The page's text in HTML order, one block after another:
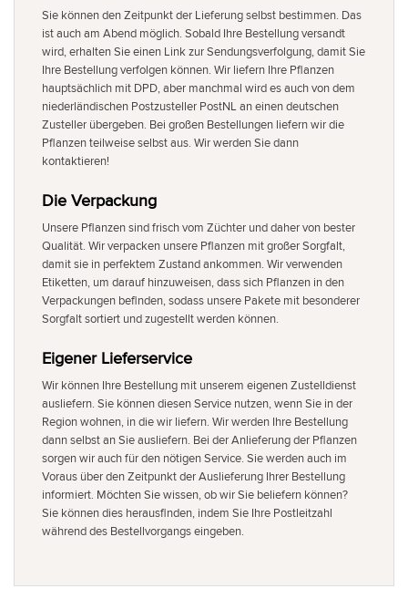
Sie können den Zeitpunkt der Lieferung selbst bestimmen. Das
ist auch am Abend möglich. Sobald Ihre Bestellung versandt
wird, erhalten Sie einen Link zur Sendungsverfolgung, damit Sie
Ihre Bestellung verfolgen können. Wir liefern Ihre Pflanzen
hauptsächlich mit DPD, aber manchmal wird es auch von dem
niederländischen Postzusteller PostNL an einen deutschen
Zusteller übergeben. Bei großen Bestellungen liefern wir die
Pflanzen teilweise selbst aus. Wir werden Sie dann
kontaktieren!
Die Verpackung
Unsere Pflanzen sind frisch vom Züchter und daher von bester
Qualität. Wir verpacken unsere Pflanzen mit großer Sorgfalt,
damit sie in perfektem Zustand ankommen. Wir verwenden
Etiketten, um darauf hinzuweisen, dass sich Pflanzen in den
Verpackungen befinden, sodass unsere Pakete mit besonderer
Sorgfalt sortiert und zugestellt werden können.
Eigener Lieferservice
Wir können Ihre Bestellung mit unserem eigenen Zustelldienst
ausliefern. Sie können diesen Service nutzen, wenn Sie in der
Region wohnen, in die wir liefern. Wir werden Ihre Bestellung
dann selbst an Sie ausliefern. Bei der Anlieferung der Pflanzen
sorgen wir auch für den nötigen Service. Sie werden auch im
Voraus über den Zeitpunkt der Auslieferung Ihrer Bestellung
informiert. Möchten Sie wissen, ob wir Sie beliefern können?
Sie können dies herausfinden, indem Sie Ihre Postleitzahl
während des Bestellvorgangs eingeben.